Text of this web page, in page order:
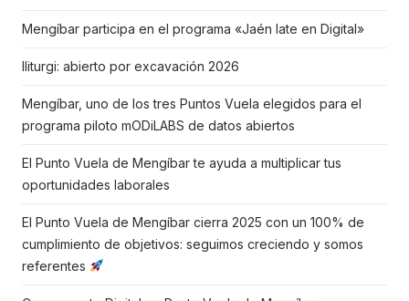
Mengíbar participa en el programa «Jaén late en Digital»
Iliturgi: abierto por excavación 2026
Mengíbar, uno de los tres Puntos Vuela elegidos para el
programa piloto mODiLABS de datos abiertos
El Punto Vuela de Mengíbar te ayuda a multiplicar tus
oportunidades laborales
El Punto Vuela de Mengíbar cierra 2025 con un 100% de
cumplimiento de objetivos: seguimos creciendo y somos
referentes